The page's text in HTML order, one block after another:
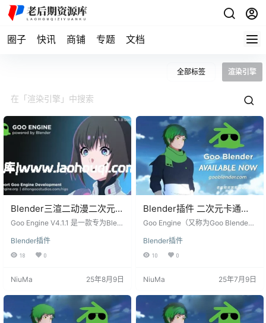
圈子 快讯 商铺 专题 文档
全部标签 渲染引擎
Blender三渲二动漫二次元卡
通漫画渲染引擎Goo Engine
Goo Engine V4.1.1 是一款专为Blen
被称为“Goo Blender”。这款插件的
代码是开源的，并且通过Patreon提
制NPR分支：Goo Blender是Blend
分支。 开源代码：插件代码开源，
允许社区参与开发和改进。 预编译
构建：通过Pa…
Blender插件
18 0
NiuMa 25年8月9日
Blender插件 二次元卡通漫
画渲染引擎 Goo Engine
Goo Engine（又称为Goo Blende
卡通漫画渲染引擎。该插件旨在提
供一种简单而有效的方式，让用户
加生动、有趣。 主要特点： 卡通风
通漫画风格的渲染效果，让用户能
够轻松创建出栩栩如生的二次元角
色和场景。 开源代码： Goo Blende
Blender插件
10 0
NiuMa 25年7月9日